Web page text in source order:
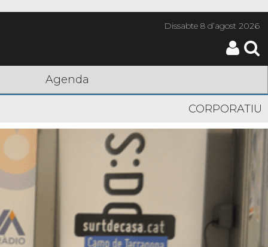
Dissabte8 d’agost 2026
Agenda
CORPORATIU